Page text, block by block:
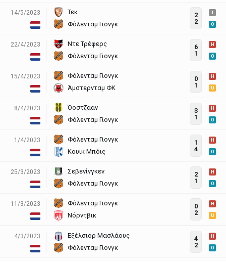
14/5/2023
Τεκ
Φόλενταμ Γιονγκ
2
2
O
22/4/2023
Ντε Τρέφερς
Φόλενταμ Γιονγκ
6
1
H
O
15/4/2023
Φόλενταμ Γιονγκ
Άμστερνταμ ΦΚ
0
1
H
U
8/4/2023
Όοστζααν
Φόλενταμ Γιονγκ
3
1
H
O
1/4/2023
Φόλενταμ Γιονγκ
Κουίκ Μπόις
1
4
H
O
25/3/2023
Σεβενίνγκεν
Φόλενταμ Γιονγκ
2
1
H
O
11/3/2023
Φόλενταμ Γιονγκ
Νόρντβικ
0
2
H
U
4/3/2023
Εξέλσιορ Μασλάους
Φόλενταμ Γιονγκ
4
2
H
O